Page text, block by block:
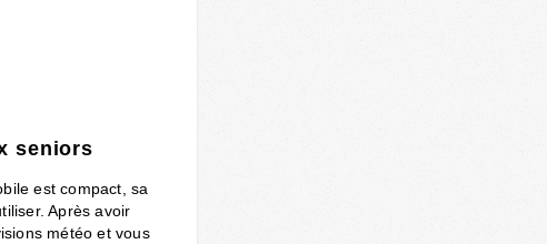
seniors
est compact, sa
Après avoir
météo et vous